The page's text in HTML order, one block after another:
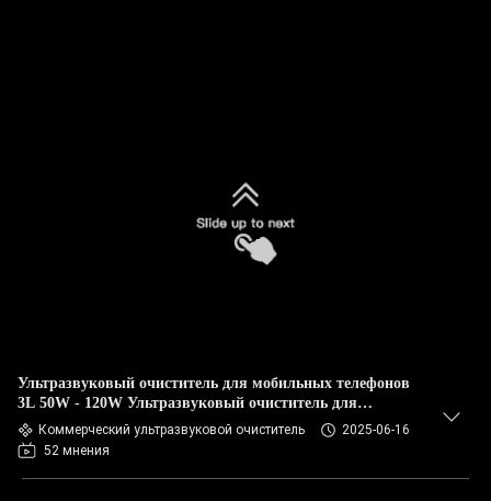
Ультразвуковый очиститель для мобильных телефонов
3L 50W - 120W Ультразвуковый очиститель для
мобильных телефонов
Коммерческий ультразвуковой очиститель
2025-06-16
52 мнения